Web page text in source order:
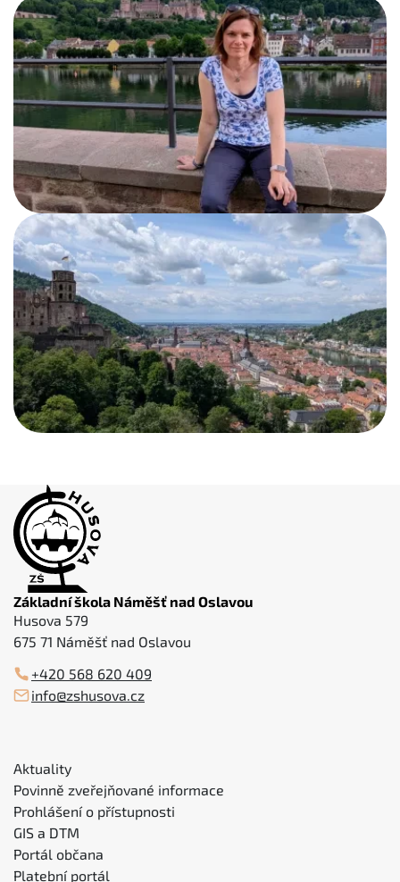
Základní škola Náměšť nad Oslavou
Husova 579
675 71 Náměšť nad Oslavou
+420 568 620 409
info@zshusova.cz
Aktuality
Povinně zveřejňované informace
Prohlášení o přístupnosti
GIS a DTM
Portál občana
Platební portál